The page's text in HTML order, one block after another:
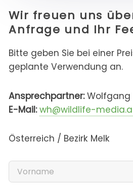
Wir freuen uns
Anfrage und Ihr
Bitte geben Sie bei einer
geplante Verwendung an.
Ansprechpartner:Wolfgang
E-Mail: wh@wildlife-
Österreich / Bezirk Melk